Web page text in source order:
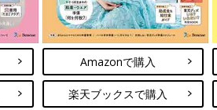
Amazonで購入
楽天ブックスで購入